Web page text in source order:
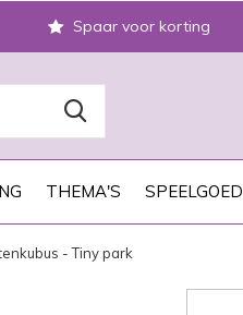
THEMA'S SPEELGOED
Spaar voor korting
- Tiny park